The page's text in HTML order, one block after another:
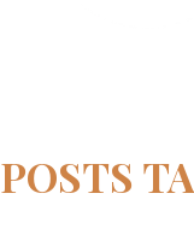
POSTS